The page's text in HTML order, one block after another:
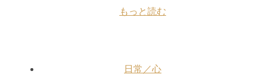
もっと読む
日常／心